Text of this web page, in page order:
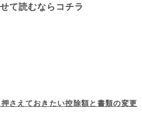
て読むならコチラ
さえておきたい控除額と書類の変更